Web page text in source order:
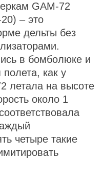
GAM-72
– это
дельты без
в бомболюке и
как у
летала на высоте
около 1
четыре такие